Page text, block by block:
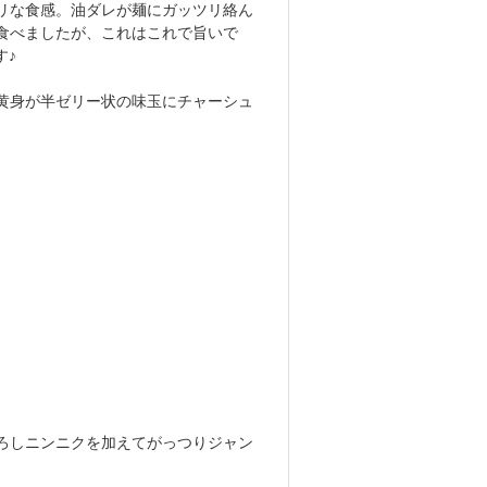
な食感。油ダレが麺にガッツリ絡ん
べましたが、これはこれで旨いで
♪
が半ゼリー状の味玉にチャーシュ
しニンニクを加えてがっつりジャン